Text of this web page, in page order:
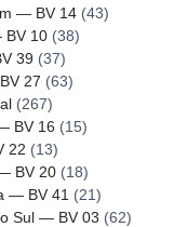
— BV 14(43)
10(38)
39 (37)
27 (63)
(267)
BV 16 (15)
22 (13)
BV 20(18)
— BV 41 (21)
Sul — BV 03 (62)